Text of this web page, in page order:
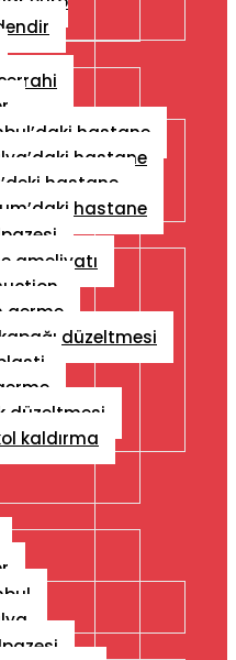
hastane
hastane
hastane
hastane
ameliyatı
germe
düzeltmesi
düzeltmesi
kaldırma